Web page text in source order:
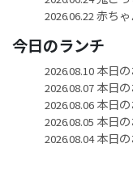
2026.06.22赤ち
今日のランチ
2026.08.10本日の
2026.08.07本日の
2026.08.06本日の
2026.08.05 本日
2026.08.04本日の